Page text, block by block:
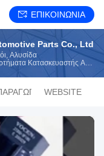
ΕΠΙΚΟΙΝΩΝΙΑ
Parts Co., Ltd
Αλυσίδα
Κατασκευαστής Από
WEBSITE